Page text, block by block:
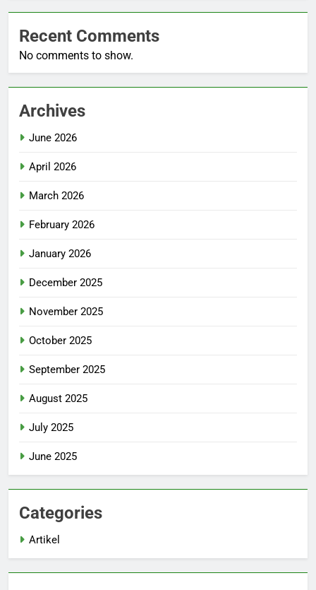
Recent Comments
No comments to show.
Archives
June 2026
April 2026
March 2026
February 2026
January 2026
December 2025
November 2025
October 2025
September 2025
August 2025
July 2025
June 2025
Categories
Artikel